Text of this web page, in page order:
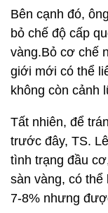
Bên cạnh đó,
bỏ chế độ cấp
vàng.Bỏ cơ chế
giới mới có thể
không còn cảnh
Tất nhiên, để
trước đây, TS.
tình trạng đầu
sàn vàng, có
7-8% nhưng